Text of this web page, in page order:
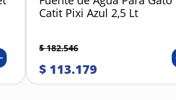
Catit Pixi Azul 2,5 Lt
$ 182.546
$ 113.179